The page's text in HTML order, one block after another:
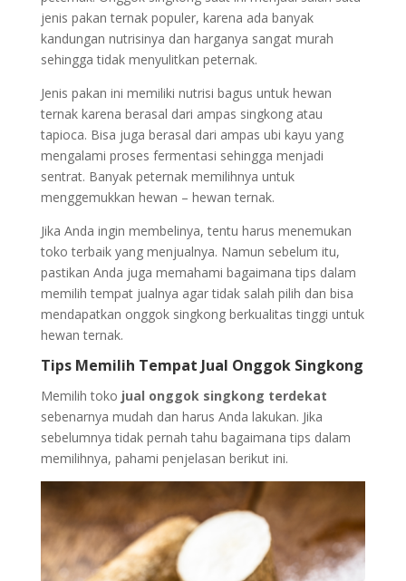
jenis pakan ternak populer, karena ada banyak
kandungan nutrisinya dan harganya sangat murah
sehingga tidak menyulitkan peternak.
Jenis pakan ini memiliki nutrisi bagus untuk hewan
ternak karena berasal dari ampas singkong atau
tapioca. Bisa juga berasal dari ampas ubi kayu yang
mengalami proses fermentasi sehingga menjadi
sentrat. Banyak peternak memilihnya untuk
menggemukkan hewan – hewan ternak.
Jika Anda ingin membelinya, tentu harus menemukan
toko terbaik yang menjualnya. Namun sebelum itu,
pastikan Anda juga memahami bagaimana tips dalam
memilih tempat jualnya agar tidak salah pilih dan bisa
mendapatkan onggok singkong berkualitas tinggi untuk
hewan ternak.
Tips Memilih Tempat Jual Onggok Singkong
Memilih toko jual onggok singkong terdekat
sebenarnya mudah dan harus Anda lakukan. Jika
sebelumnya tidak pernah tahu bagaimana tips dalam
memilihnya, pahami penjelasan berikut ini.